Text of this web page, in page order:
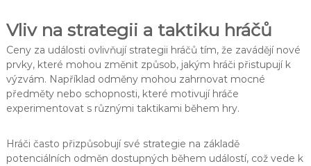
Vliv na strategii a taktiku hráčů
Ceny za události ovlivňují strategii hráčů tím, že zavádějí nové
prvky, které mohou změnit způsob, jakým hráči přistupují k
výzvám. Například odměny mohou zahrnovat mocné
předměty nebo schopnosti, které motivují hráče
experimentovat s různými taktikami během hry.
Hráči často přizpůsobují své strategie na základě
potenciálních odměn dostupných během událostí, což vede k